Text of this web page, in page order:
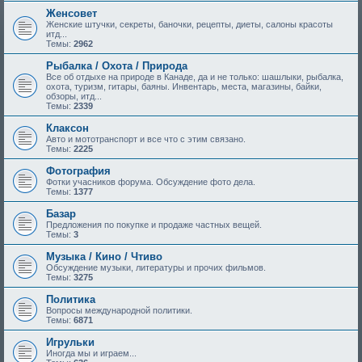
Женсовет
Женские штучки, секреты, баночки, рецепты, диеты, салоны красоты
итд...
Темы: 2962
Рыбалка / Охота / Природа
Все об отдыхе на природе в Канаде, да и не только: шашлыки, рыбалка,
охота, туризм, гитары, баяны. Инвентарь, места, магазины, байки,
обзоры, итд...
Темы: 2339
Клаксон
Авто и мототранспорт и все что с этим связано.
Темы: 2225
Фотография
Фотки учасников форума. Обсуждение фото дела.
Темы: 1377
Базар
Предложения по покупке и продаже частных вещей.
Темы: 3
Музыка / Кино / Чтиво
Обсуждение музыки, литературы и прочих фильмов.
Темы: 3275
Политика
Вопросы международной политики.
Темы: 6871
Игрульки
Иногда мы и играем...